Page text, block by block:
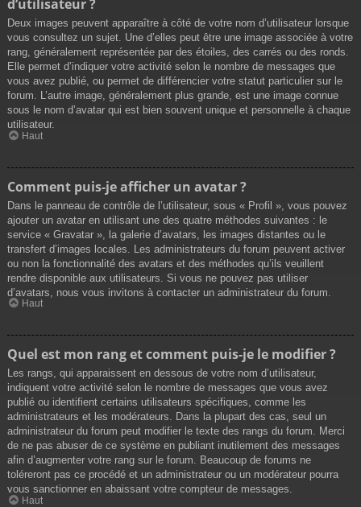
d’utilisateur ?
Deux images peuvent apparaître à côté de votre nom d’utilisateur lorsque
vous consultez un sujet. Une d’elles peut être une image associée à votre
rang, généralement représentée par des étoiles, des carrés ou des ronds.
Elle permet d’indiquer votre activité selon le nombre de messages que
vous avez publié, ou permet de différencier votre statut particulier sur le
forum. L’autre image, généralement plus grande, est une image connue
sous le nom d’avatar qui est bien souvent unique et personnelle à chaque
utilisateur.
Haut
Comment puis-je afficher un avatar ?
Dans le panneau de contrôle de l’utilisateur, sous « Profil », vous pouvez
ajouter un avatar en utilisant une des quatre méthodes suivantes : le
service « Gravatar », la galerie d’avatars, les images distantes ou le
transfert d’images locales. Les administrateurs du forum peuvent activer
ou non la fonctionnalité des avatars et des méthodes qu’ils veuillent
rendre disponible aux utilisateurs. Si vous ne pouvez pas utiliser
d’avatars, nous vous invitons à contacter un administrateur du forum.
Haut
Quel est mon rang et comment puis-je le modifier ?
Les rangs, qui apparaissent en dessous de votre nom d’utilisateur,
indiquent votre activité selon le nombre de messages que vous avez
publié ou identifient certains utilisateurs spécifiques, comme les
administrateurs et les modérateurs. Dans la plupart des cas, seul un
administrateur du forum peut modifier le texte des rangs du forum. Merci
de ne pas abuser de ce système en publiant inutilement des messages
afin d’augmenter votre rang sur le forum. Beaucoup de forums ne
toléreront pas ce procédé et un administrateur ou un modérateur pourra
vous sanctionner en abaissant votre compteur de messages.
Haut